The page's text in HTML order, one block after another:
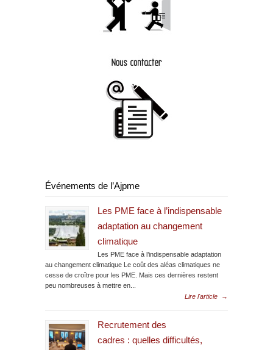
Événements de l’Ajpme
Les PME face à l’indispensable
adaptation au changement
climatique
Les PME face à l’indispensable adaptation
au changement climatique Le coût des aléas climatiques ne
cesse de croître pour les PME. Mais ces dernières restent
peu nombreuses à mettre en...
Lire l'article
→
Recrutement des
cadres : quelles difficultés,